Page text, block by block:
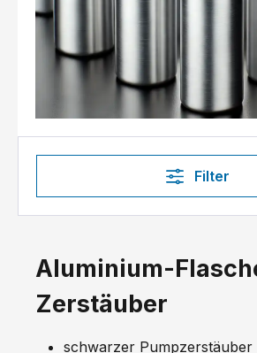
Filter
Aluminium-
Zerstäuber
schwarzer